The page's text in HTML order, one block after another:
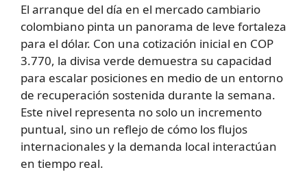
El arranque del día en el mercado cambiario
colombiano pinta un panorama de leve fortaleza
para el dólar. Con una cotización inicial en COP
3.770, la divisa verde demuestra su capacidad
para escalar posiciones en medio de un entorno
de recuperación sostenida durante la semana.
Este nivel representa no solo un incremento
puntual, sino un reflejo de cómo los flujos
internacionales y la demanda local interactúan
en tiempo real.